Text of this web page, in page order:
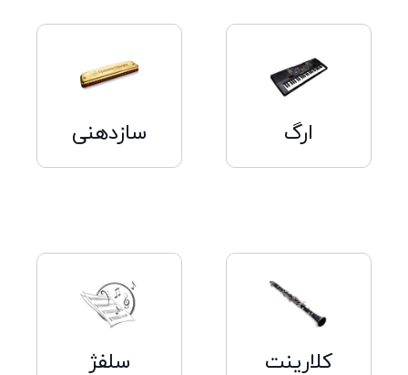
ارگ
کلیک
سازدهنی
کلیک
کلارینت
کلیک
کنید
سلفژ
کلیک
کنید